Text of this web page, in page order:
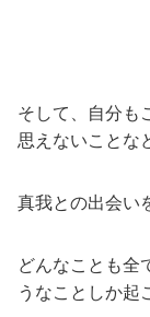
そして、自分も
思えないことな
真我との出会い
どんなことも全
うなことしか起